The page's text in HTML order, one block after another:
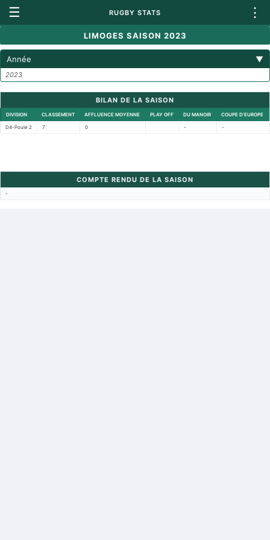
☰ RUGBY STATS ⋮
LIMOGES SAISON 2023
Année ▼
2023
BILAN DE LA SAISON
DIVISION CLASSEMENT AFFLUENCE MOYENNE PLAY OFF DU MANOIR COUPE D'EUROPE
D4-Poule 2 7 0 - -
COMPTE RENDU DE LA SAISON
-